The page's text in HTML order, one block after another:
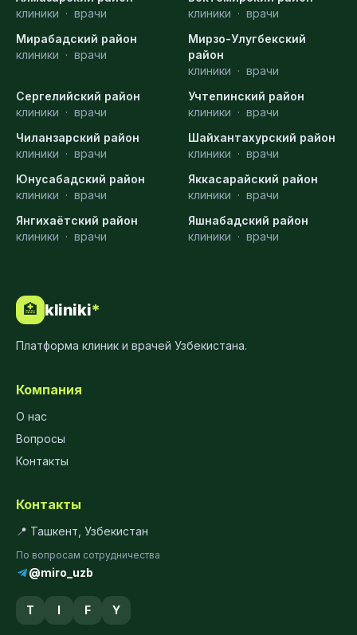
клиники · врачи
клиники · врачи
Мирабадский район
клиники · врачи
Мирзо-Улугбекский
район
клиники · врачи
Сергелийский район
клиники · врачи
Учтепинский район
клиники · врачи
Чиланзарский район
клиники · врачи
Шайхантахурский район
клиники · врачи
Юнусабадский район
клиники · врачи
Яккасарайский район
клиники · врачи
Янгихаётский район
клиники · врачи
Яшнабадский район
клиники · врачи
🏥 kliniki*
Платформа клиник и врачей Узбекистана.
Компания
О нас
Вопросы
Контакты
Контакты
📍 Ташкент, Узбекистан
По вопросам сотрудничества
@miro_uzb
T I F Y